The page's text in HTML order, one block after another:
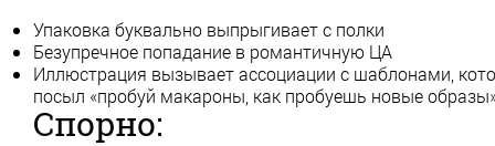
Упаковка буквально выпрыгивает с полки
Безупречное попадание в романтичную ЦА
Иллюстрация вызывает ассоциации с шаблонами,
посыл «пробуй макароны, как пробуешь новые
Спорно: